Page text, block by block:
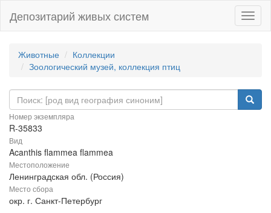
Депозитарий живых систем
Животные
Коллекции
Зоологический музей, коллекция птиц
Номер экземпляра
R-35833
Вид
Acanthis flammea flammea
Местоположение
Ленинградская обл. (Россия)
Место сбора
окр. г. Санкт-Петербург